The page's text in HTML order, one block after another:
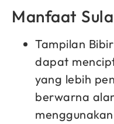
Manfaat
Tampilan
dapat
yang lebih
berwarna